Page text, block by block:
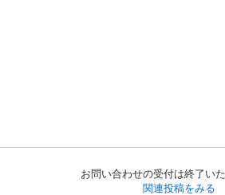
お問い合わせの受付は終了いた
関連投稿をみる